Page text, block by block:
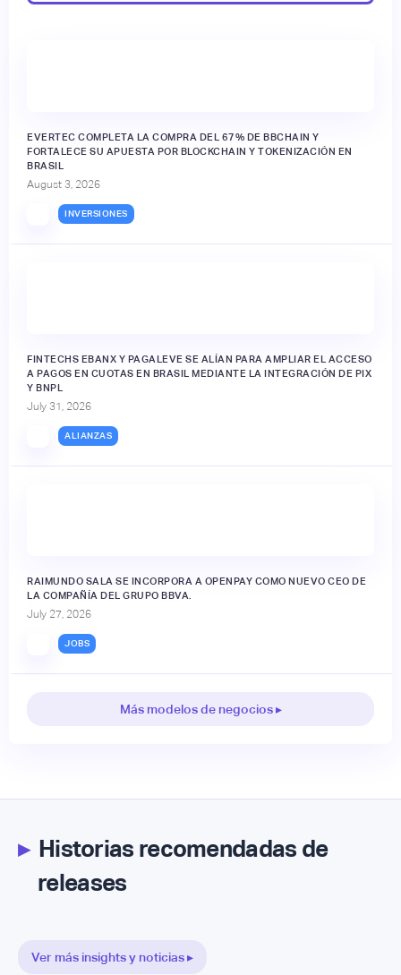
EVERTEC COMPLETA LA COMPRA DEL 67% DE BBCHAIN Y
FORTALECE SU APUESTA POR BLOCKCHAIN Y TOKENIZACIÓN EN
BRASIL
August 3, 2026
INVERSIONES
FINTECHS EBANX Y PAGALEVE SE ALÍAN PARA AMPLIAR EL ACCESO
A PAGOS EN CUOTAS EN BRASIL MEDIANTE LA INTEGRACIÓN DE PIX
Y BNPL
July 31, 2026
ALIANZAS
RAIMUNDO SALA SE INCORPORA A OPENPAY COMO NUEVO CEO DE
LA COMPAÑÍA DEL GRUPO BBVA.
July 27, 2026
JOBS
Más modelos de negocios ▸
▸Historias recomendadas de
releases
Ver más insights y noticias ▸